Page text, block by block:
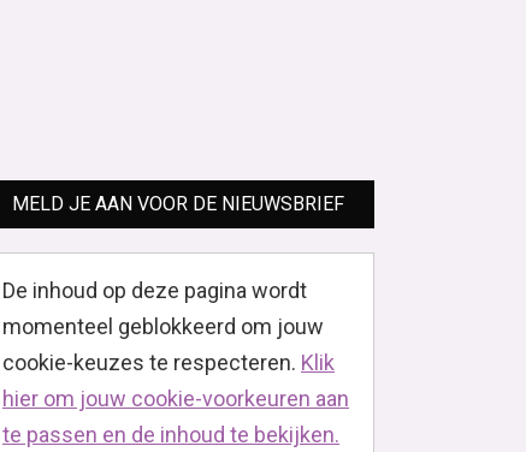
MELD JE AAN VOOR DE NIEUWSBRIEF
De inhoud op deze pagina wordt
momenteel geblokkeerd om jouw
cookie-keuzes te respecteren. Klik
hier om jouw cookie-voorkeuren aan
te passen en de inhoud te bekijken.